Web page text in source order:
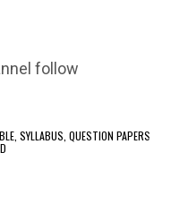
follow
SYLLABUS, QUESTION PAPERS